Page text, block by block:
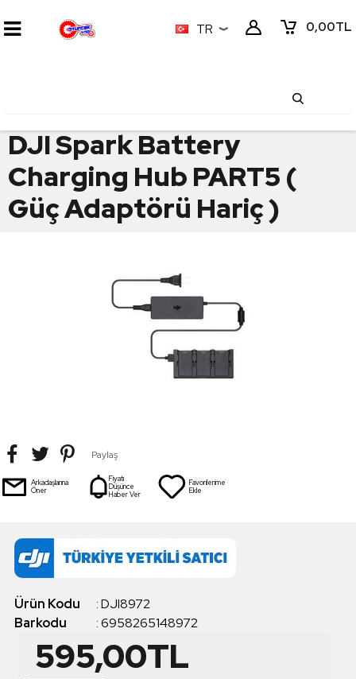
0,00TL
TR
DJI Spark Battery
Charging Hub PART5 (
Güç Adaptörü Hariç )
Paylaş
Arkadaşlarına
Öner
Fiyatı
Düşünce
Haber Ver
Favorilerime
Ekle
Ürün Kodu :DJI8972
Barkodu
:6958265148972
595,00TL